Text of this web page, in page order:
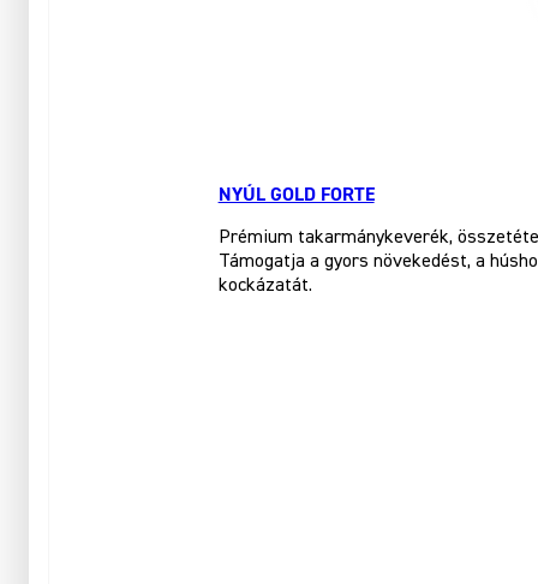
NYÚL GOLD FORTE
Prémium takarmánykeverék,
Támogatja a gyors növekedést, a
kockázatát.